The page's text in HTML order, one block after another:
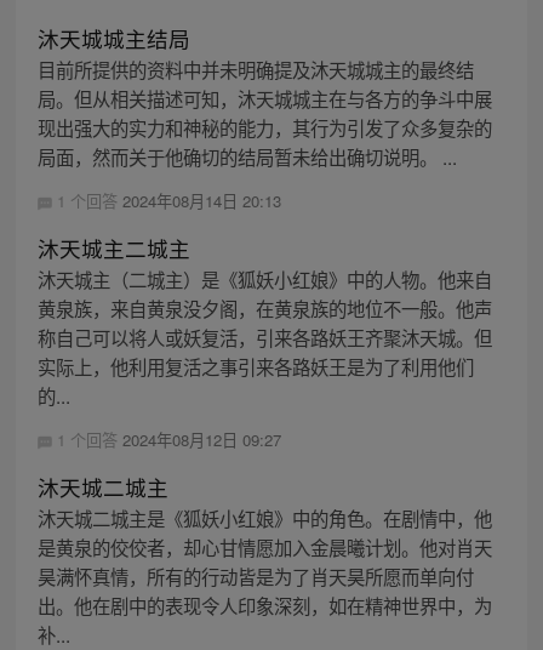
沐天城城主结局
目前所提供的资料中并未明确提及沐天城城主的最终结
局。但从相关描述可知，沐天城城主在与各方的争斗中展
现出强大的实力和神秘的能力，其行为引发了众多复杂的
局面，然而关于他确切的结局暂未给出确切说明。 ...
1 个回答 2024年08月14日 20:13
沐天城主二城主
沐天城主（二城主）是《狐妖小红娘》中的人物。他来自
黄泉族，来自黄泉没夕阁，在黄泉族的地位不一般。他声
称自己可以将人或妖复活，引来各路妖王齐聚沐天城。但
实际上，他利用复活之事引来各路妖王是为了利用他们
的...
1 个回答 2024年08月12日 09:27
沐天城二城主
沐天城二城主是《狐妖小红娘》中的角色。在剧情中，他
是黄泉的佼佼者，却心甘情愿加入金晨曦计划。他对肖天
昊满怀真情，所有的行动皆是为了肖天昊所愿而单向付
出。他在剧中的表现令人印象深刻，如在精神世界中，为
补...